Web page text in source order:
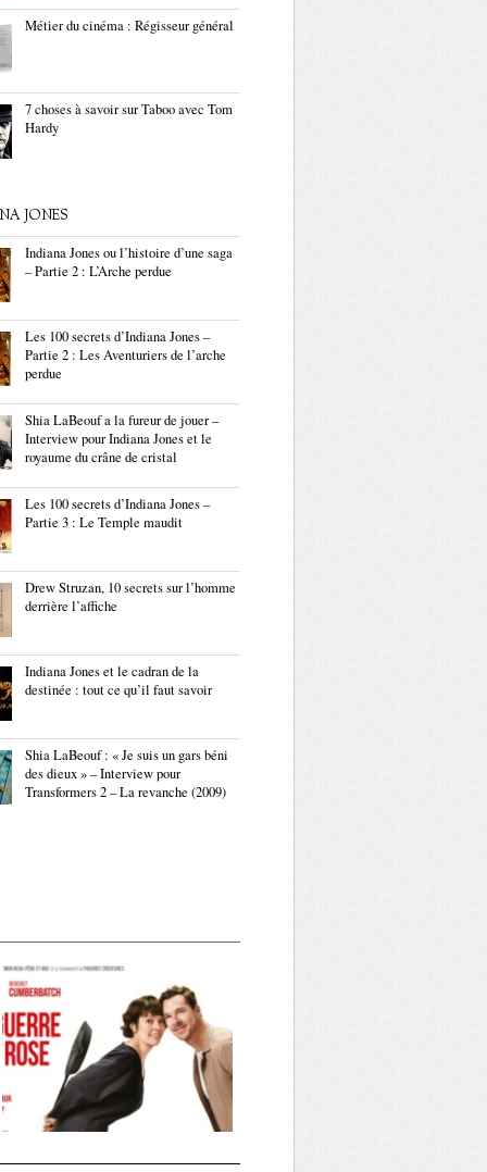
Métier du cinéma : Régisseur général
7 choses à savoir sur Taboo avec Tom
Hardy
JONES
Indiana Jones ou l’histoire d’une saga
– Partie 2 : L’Arche perdue
Les 100 secrets d’Indiana Jones –
Partie 2 : Les Aventuriers de l’arche
perdue
Shia LaBeouf a la fureur de jouer –
Interview pour Indiana Jones et le
royaume du crâne de cristal
Les 100 secrets d’Indiana Jones –
Partie 3 : Le Temple maudit
Drew Struzan, 10 secrets sur l’homme
derrière l’affiche
Indiana Jones et le cadran de la
destinée : tout ce qu’il faut savoir
Shia LaBeouf : « Je suis un gars béni
des dieux » – Interview pour
Transformers 2 – La revanche (2009)